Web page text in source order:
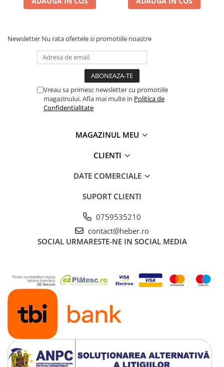
Newsletter Nu rata ofertele si promotiile noastre
Vreau sa primesc newsletter cu promotiile
magazinului. Afla mai multe in Politica de
Confidentialitate
MAGAZINUL MEU
CLIENTI
DATE COMERCIALE
SUPORT CLIENTI
0759535210
contact@heber.ro
SOCIAL URMARESTE-NE IN SOCIAL MEDIA